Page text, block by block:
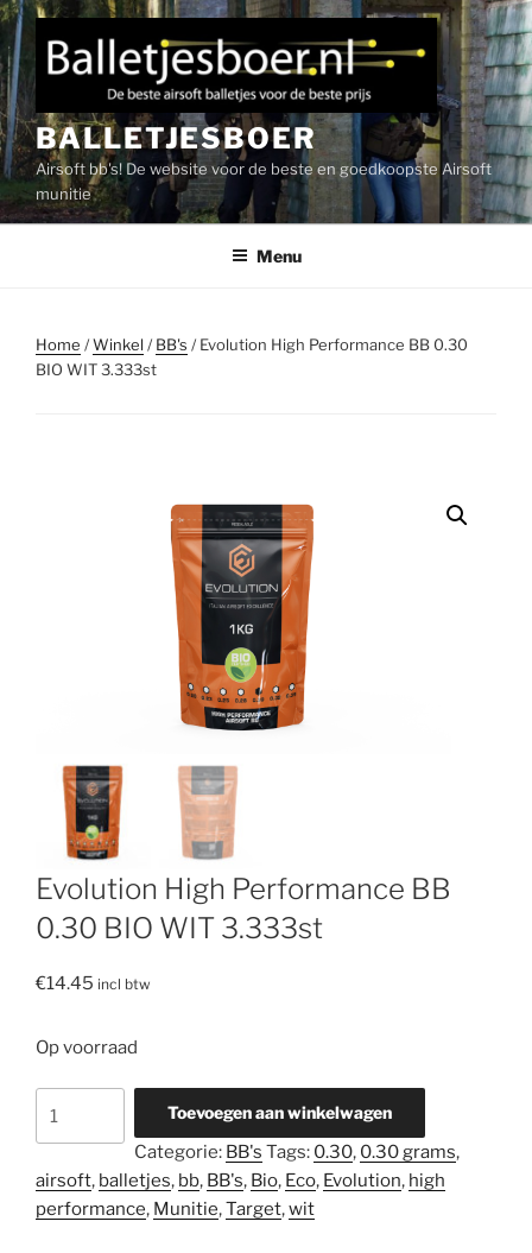
Ga
naar
de
inhoud
BALLETJESBOER
Airsoft bb's! De website voor de beste en goedkoopste Airsoft
munitie
Menu
Home /Winkel/BB's / Evolution High Performance BB 0.30
BIO WIT 3.333st
Evolution High Performance BB
0.30 BIO WIT 3.333st
€14.45 incl btw
Op voorraad
High
Performance
BB
0.30
Toevoegen aan winkelwagen
Categorie: BB's Tags: 0.30, 0.30 grams,
airsoft, balletjes, bb, BB's, Bio, Eco, Evolution, high
performance, Munitie,Target,wit